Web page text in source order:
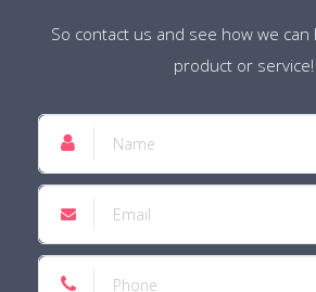
So contact us and see how we
product or service!